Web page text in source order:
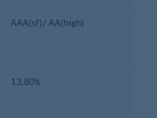
AAA(sf)/ AA(high)
13,80%